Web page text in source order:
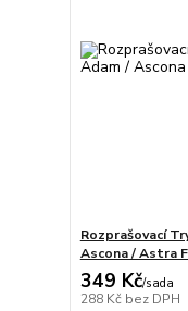
Rozprašovací
Ascona / Astra
349 Kč/sada
288 Kč bez DPH